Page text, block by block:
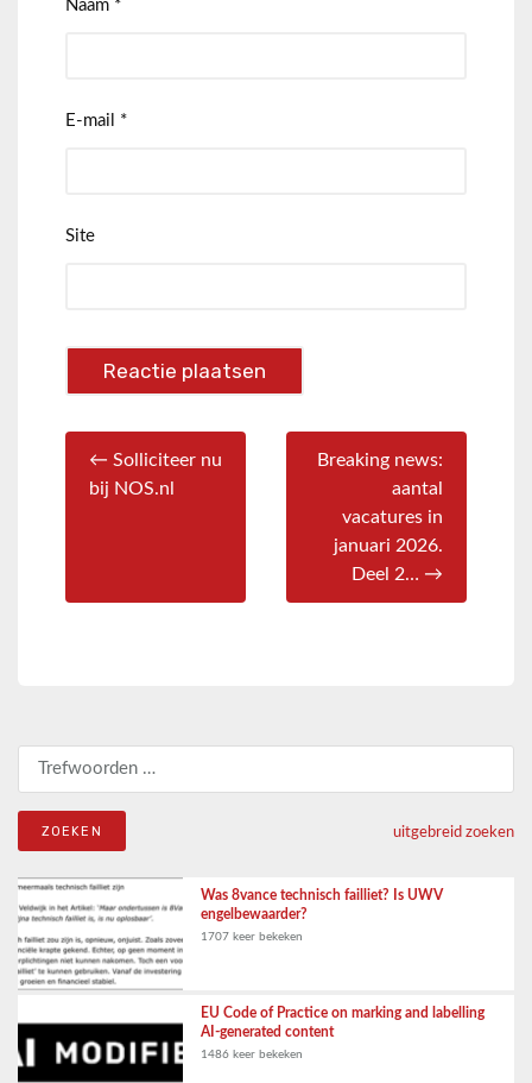
Naam *
E-mail *
Site
← Solliciteer nu
bij NOS.nl
Breaking news:
aantal
vacatures in
januari 2026.
Deel 2… →
Zoeken naar:
uitgebreid zoeken
Was 8vance technisch failliet? Is UWV
engelbewaarder?
1707 keer bekeken
EU Code of Practice on marking and labelling
AI-generated content
1486 keer bekeken